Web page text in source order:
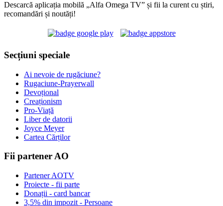
Descarcă aplicația mobilă „Alfa Omega TV” și fii la curent cu știri,
recomandări și noutăți!
Secțiuni speciale
Ai nevoie de rugăciune?
Rugaciune-Prayerwall
Devoțional
Creaționism
Pro-Viață
Liber de datorii
Joyce Meyer
Cartea Cărților
Fii partener AO
Partener AOTV
Proiecte - fii parte
Donații - card bancar
3,5% din impozit - Persoane